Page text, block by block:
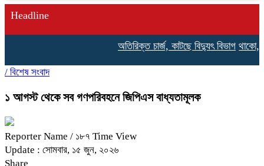
Headline
অতিরিক্ত চার্জ, কাটছে বিদ্যুৎ বিভাগ থাকো,
/ বিশেষ সংবাদ
১ আগস্ট থেকে সব গণপরিবহনে জিপিএস বাধ্যতামূলক
Reporter Name / ১৮৭ Time View
Update : সোমবার, ১৫ জুন, ২০২৬
Share